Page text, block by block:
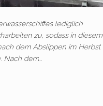
lediglich
zu, sodass in diesem
dem Abslippen im Herbst
Nach dem…